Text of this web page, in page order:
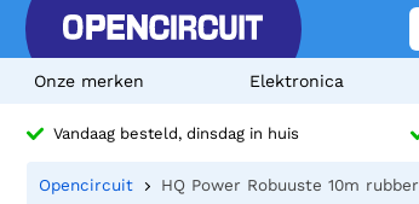
Onze merken Elektronica
Vandaag besteld, dinsdag in huis
Opencircuit HQ Power Robuuste 10m